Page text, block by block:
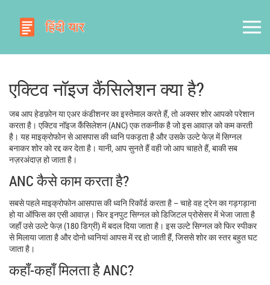
एक्टिव नॉइज कैंसिलेशन क्या है?
जब आप हेडफ़ोन या एअर कंडीशनर का इस्तेमाल करते हैं, तो अक्सर शोर आपको परेशान
करता है। एक्टिव नॉइज कैंसिलेशन (ANC) एक तकनीक है जो इस आवाज़ को कम करती
है। यह माइक्रोफोन से आसपास की ध्वनि पकड़ता है और उसके उल्टे फेज़ में सिग्नल
बनाकर शोर को रद्द कर देता है। यानी, आप सुनते हैं वही जो आप चाहते हैं, बाकी सब
नज़रअंदाज़ हो जाता है।
ANC कैसे काम करता है?
सबसे पहले माइक्रोफोन आसपास की ध्वनि रिकॉर्ड करता है – चाहे वह ट्रेन का गड़गड़ाना
हो या ऑफिस का एसी आवाज़। फिर इनपुट सिग्नल को डिजिटल प्रोसेसर में भेजा जाता है
जहाँ उसे उल्टे फेज़ (180 डिग्री) में बदल दिया जाता है। इस उल्टे सिग्नल को फिर स्पीकर
से मिलाया जाता है और दोनो ध्वनियां आपस में रद्द हो जाती हैं, जिससे शोर का स्तर बहुत घट
जाता है।
कहाँ-कहाँ मिलता है ANC?